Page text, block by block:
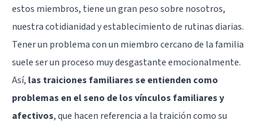
estos miembros, tiene un gran peso sobre nosotros,
nuestra cotidianidad y establecimiento de rutinas diarias.
Tener un problema con un miembro cercano de la familia
suele ser un proceso muy desgastante emocionalmente.
Así, las traiciones familiares se entienden como
problemas en el seno de los vínculos familiares y
afectivos, que hacen referencia a la traición como su